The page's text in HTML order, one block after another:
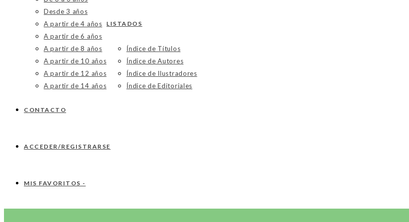
Desde 3 años
A partir de 4 años
A partir de 6 años
A partir de 8 años
A partir de 10 años
A partir de 12 años
A partir de 14 años
LISTADOS
Índice de Títulos
Índice de Autores
Índice de Ilustradores
Índice de Editoriales
CONTACTO
ACCEDER/REGISTRARSE
MIS FAVORITOS -